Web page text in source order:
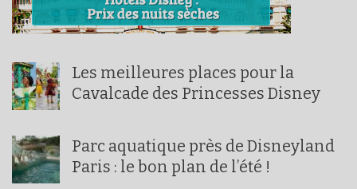
Les meilleures places pour la
Cavalcade des Princesses Disney
Parc aquatique près de Disneyland
Paris : le bon plan de l’été !